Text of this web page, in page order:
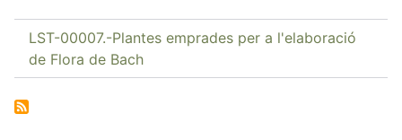
LST-00007.-Plantes emprades per a l'elaboració
de Flora de Bach